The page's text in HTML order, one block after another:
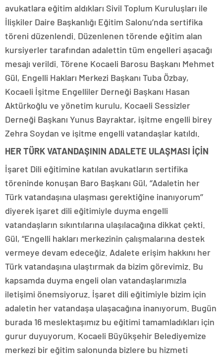
avukatlara eğitim aldıkları Sivil Toplum Kuruluşları ile
İlişkiler Daire Başkanlığı Eğitim Salonu’nda sertifika
töreni düzenlendi. Düzenlenen törende eğitim alan
kursiyerler tarafından adalettin tüm engelleri aşacağı
mesajı verildi. Törene Kocaeli Barosu Başkanı Mehmet
Gül, Engelli Hakları Merkezi Başkanı Tuba Özbay,
Kocaeli İşitme Engelliler Derneği Başkanı Hasan
Aktürkoğlu ve yönetim kurulu, Kocaeli Sessizler
Derneği Başkanı Yunus Bayraktar, işitme engelli birey
Zehra Soydan ve işitme engelli vatandaşlar katıldı.
HER TÜRK VATANDAŞININ ADALETE ULAŞMASI İÇİN
İşaret Dili eğitimine katılan avukatların sertifika
töreninde konuşan Baro Başkanı Gül, ‘’Adaletin her
Türk vatandaşına ulaşması gerektiğine inanıyorum’’
diyerek işaret dili eğitimiyle duyma engelli
vatandaşların sıkıntılarına ulaşılacağına dikkat çekti.
Gül, “Engelli hakları merkezinin çalışmalarına destek
vermeye devam edeceğiz. Adalete erişim hakkını her
Türk vatandaşına ulaştırmak da bizim görevimiz. Bu
kapsamda duyma engeli olan vatandaşlarımızla
iletişimi önemsiyoruz. İşaret dili eğitimiyle bizim için
adaletin her vatandaşa ulaşacağına inanıyorum. Bugün
burada 16 meslektaşımız bu eğitimi tamamladıkları için
gurur duyuyorum. Kocaeli Büyükşehir Belediyemize
merkezi bir eğitim salonunda bizlere bu hizmeti